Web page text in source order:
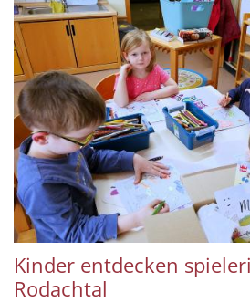
Kinder entdecken
Rodachtal